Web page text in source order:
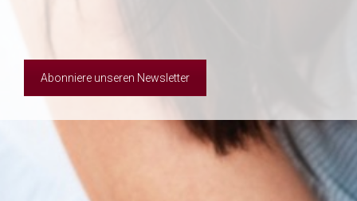
Abonniere unseren Newsletter